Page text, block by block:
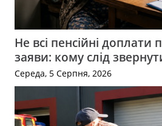
Не всі пенсійні
заяви: кому слід
Середа, 5 Серпня, 2026